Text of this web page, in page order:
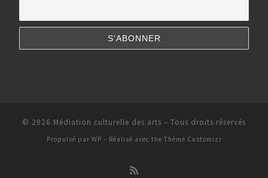
© 2026 Médiation culturelle des arts – Tous droits réservés
Propulsé par WP – Réalisé avec the Thème Customizr